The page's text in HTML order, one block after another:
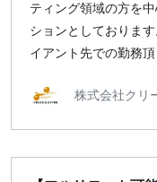
ティング領域の方を
ションとしておりま
イアント先での勤務頂
株式会社クリ